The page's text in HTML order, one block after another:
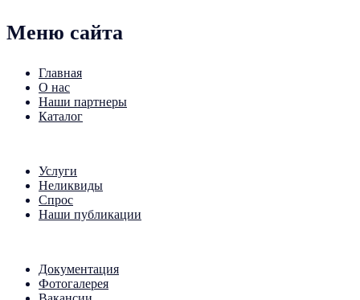
Меню сайта
Главная
О нас
Наши партнеры
Каталог
Услуги
Неликвиды
Спрос
Наши публикации
Документация
Фотогалерея